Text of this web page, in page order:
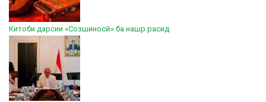
Китоби дарсии «Созшиносӣ» ба нашр расид